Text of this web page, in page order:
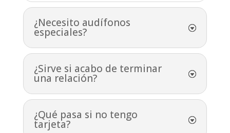
¿Necesito audífonos
especiales?
¿Sirve si acabo de terminar
una relación?
¿Qué pasa si no tengo
tarjeta?